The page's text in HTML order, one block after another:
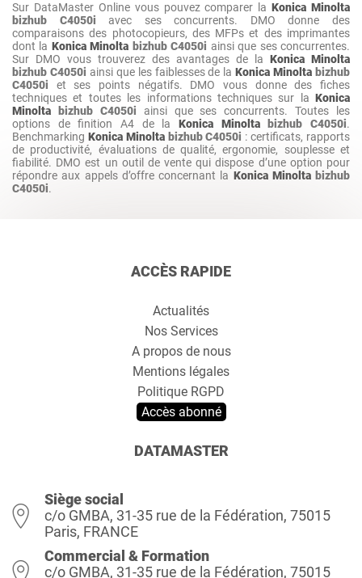
Sur DataMaster Online vous pouvez comparer laKonica Minolta
bizhub C4050i avec ses concurrents. DMO donne des
comparaisons des photocopieurs, des MFPs et des imprimantes
dont la Konica Minolta bizhub C4050i ainsi que ses concurrentes.
Sur DMO vous trouverez des avantages de la Konica Minolta
bizhub C4050i ainsi que les faiblesses de laKonica Minolta bizhub
C4050i et ses points négatifs. DMO vous donne des fiches
techniques et toutes les informations techniques sur la Konica
Minolta
bizhub C4050i ainsi que ses concurrents. Toutes les
options de finition A4 de la Konica Minolta bizhub C4050i.
Benchmarking Konica Minolta bizhub C4050i : certificats, rapports
de productivité, évaluations de qualité, ergonomie, souplesse et
fiabilité. DMO est un outil de vente qui dispose d’une option pour
répondre aux appels d’offre concernant la Konica Minolta bizhub
C4050i.
ACCÈS RAPIDE
Actualités
Nos Services
A propos de nous
Mentions légales
Politique RGPD
Accès abonné
DATAMASTER
Siège social
c/o GMBA, 31-35 rue de la Fédération, 75015
Paris, FRANCE
Commercial & Formation
c/o GMBA, 31-35 rue de la Fédération, 75015